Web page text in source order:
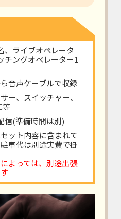
、ライブオペレータ
チングオペレーター1
音声ケーブルで収録
ー、スイッチャー、
等
信(準備時間は別)
ット内容に含まれて
車代は別途実費で掛
よっては、別途出張